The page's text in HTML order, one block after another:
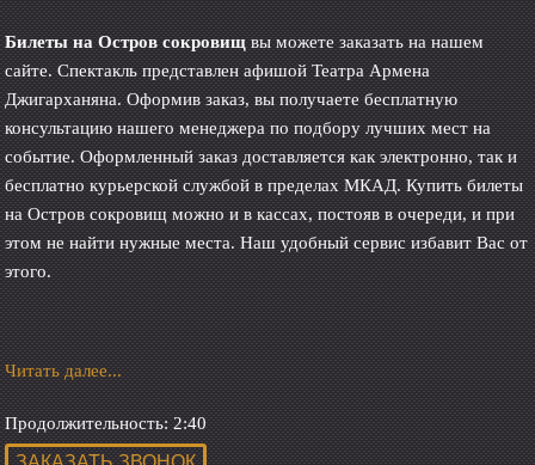
Билеты на Остров сокровищвы можете заказать на нашем
сайте. Спектакль представлен афишой Театра Армена
Джигарханяна. Оформив заказ, вы получаете бесплатную
консультацию нашего менеджера по подбору лучших мест на
событие. Оформленный заказ доставляется как электронно, так и
бесплатно курьерской службой в пределах МКАД. Купить билеты
на Остров сокровищ можно и в кассах, постояв в очереди, и при
этом не найти нужные места. Наш удобный сервис избавит Вас от
этого.
Читать далее...
Продолжительность: 2:40